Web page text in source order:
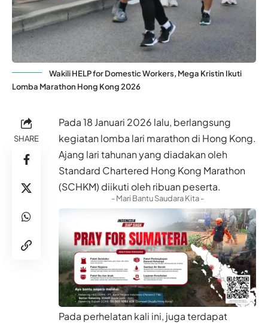
Wakili HELP for Domestic Workers, Mega Kristin Ikuti
Lomba Marathon Hong Kong 2026
SHARE
Pada 18 Januari 2026 lalu, berlangsung
kegiatan lomba lari marathon di Hong Kong.
Ajang lari tahunan yang diadakan oleh
Standard Chartered Hong Kong Marathon
(SCHKM) diikuti oleh ribuan peserta.
- Mari Bantu Saudara Kita -
Pada perhelatan kali ini, juga terdapat